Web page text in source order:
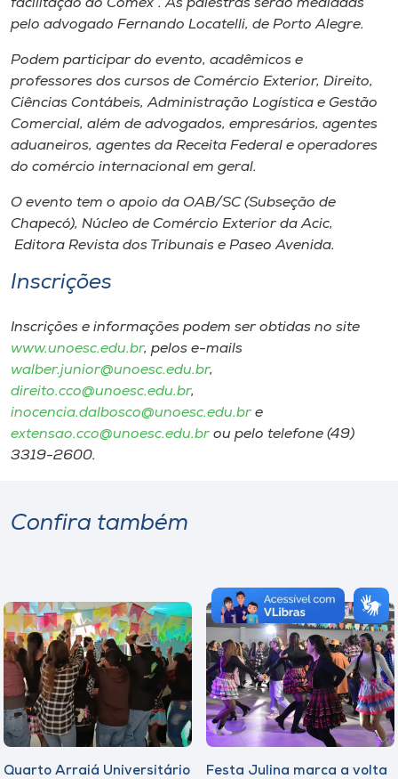
facilitação do Comex”. As palestras serão mediadas
pelo advogado Fernando Locatelli, de Porto Alegre.
Podem participar do evento, acadêmicos e
professores dos cursos de Comércio Exterior, Direito,
Ciências Contábeis, Administração Logística e Gestão
Comercial, além de advogados, empresários, agentes
aduaneiros, agentes da Receita Federal e operadores
do comércio internacional em geral.
O evento tem o apoio da OAB/SC (Subseção de
Chapecó), Núcleo de Comércio Exterior da Acic,
Editora Revista dos Tribunais e Paseo Avenida.
Inscrições
Inscrições e informações podem ser obtidas no site
www.unoesc.edu.br, pelos e-mails
walber.junior@unoesc.edu.br,
direito.cco@unoesc.edu.br,
inocencia.dalbosco@unoesc.edu.br e
extensao.cco@unoesc.edu.br ou pelo telefone (49)
3319-2600.
Confira também
Quarto Arraiá Universitário Festa Julina marca a volta